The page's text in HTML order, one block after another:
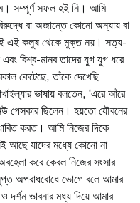
সম্পূর্ণ সফল হই নি। আমি
বা অজান্তে কোনো অন্যায় বা
এই কলুষ থেকে মুক্ত নয়। সত্য-
বিশ্ব-মানব তাদের যুগ যুগ ধরে
কেটেছে, তাঁকে দেখেছি
ভাষায় বলতেন, ‘এরে আঁরে
পেসকার ছিলেন। হয়তো যৌবনের
করত। আমি নিজের দিকে
আছে যাদের মধ্যে কোনো না
করে কেবল নিজের সংসার
অপরাধবোধে ভোগে বলে আমার
দর্শন ভাবনার মধ্য দিয়ে আমার